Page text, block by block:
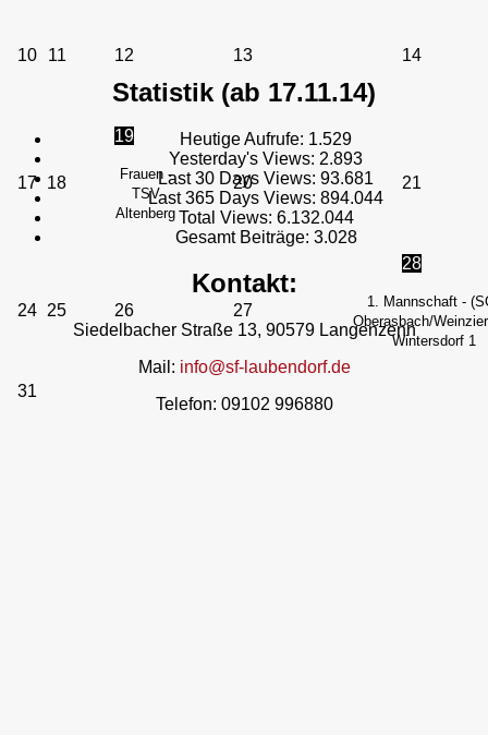
10 11 12 13 14
17 18
19
Frauen -
TSV
Altenberg
20 21
24 25 26 27
28
1. Mannschaft -
Oberasbach/
Wintersdorf 1
31
Statistik (ab 17.11.14)
Heutige Aufrufe: 1.529
Yesterday's Views: 2.893
Last 30 Days Views: 93.681
Last 365 Days Views: 894.044
Total Views: 6.132.044
Gesamt Beiträge: 3.028
Kontakt:
Siedelbacher Straße 13, 90579 Langenzenn
Mail: info@sf-laubendorf.de
Telefon: 09102 996880